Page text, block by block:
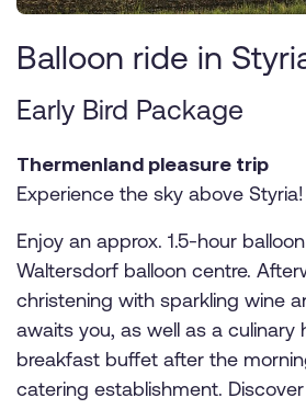
Balloon ride in
Early Bird Package
Thermenland pleasure trip
Experience the sky above Styria!
Enjoy an approx. 1.5-hour
Waltersdorf balloon centre.
christening with sparkling wine
awaits you, as well as a culinary
breakfast buffet after the
catering establishment.